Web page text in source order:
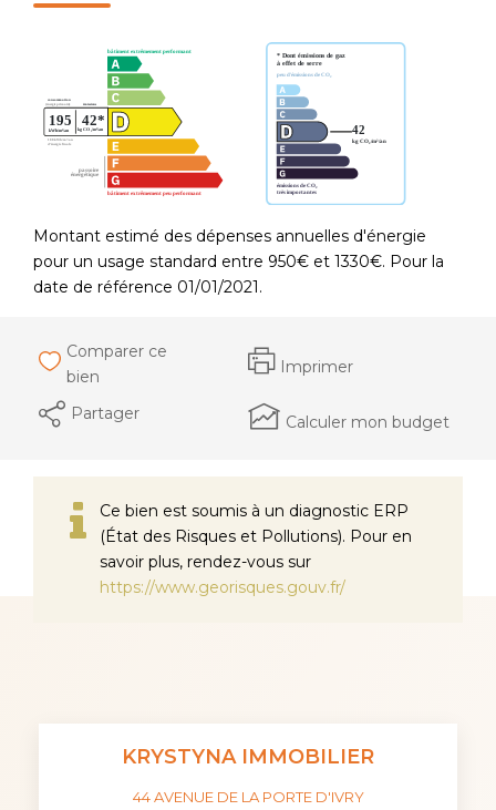
Montant estimé des dépenses annuelles d'énergie
pour un usage standard entre 950€ et 1330€. Pour la
date de référence 01/01/2021.
Comparer ce
bien
Imprimer
Partager Calculer mon budget
Ce bien est soumis à un diagnostic ERP
(État des Risques et Pollutions). Pour en
savoir plus, rendez-vous sur
https://www.georisques.gouv.fr/
KRYSTYNA IMMOBILIER
44 AVENUE DE LA PORTE D'IVRY